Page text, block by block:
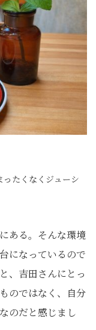
たくなくジューシ
ある。そんな環境
になっているので
、吉田さんにとっ
のではなく、自分
のだと感じまし